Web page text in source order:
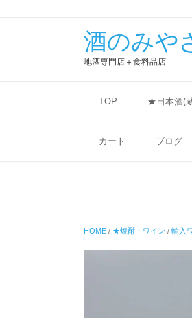
酒のみや
地酒専門店＋食料品店
TOP ★日本酒(
カート ブログ
HOME / ★焼酎・ワイン / 輸入